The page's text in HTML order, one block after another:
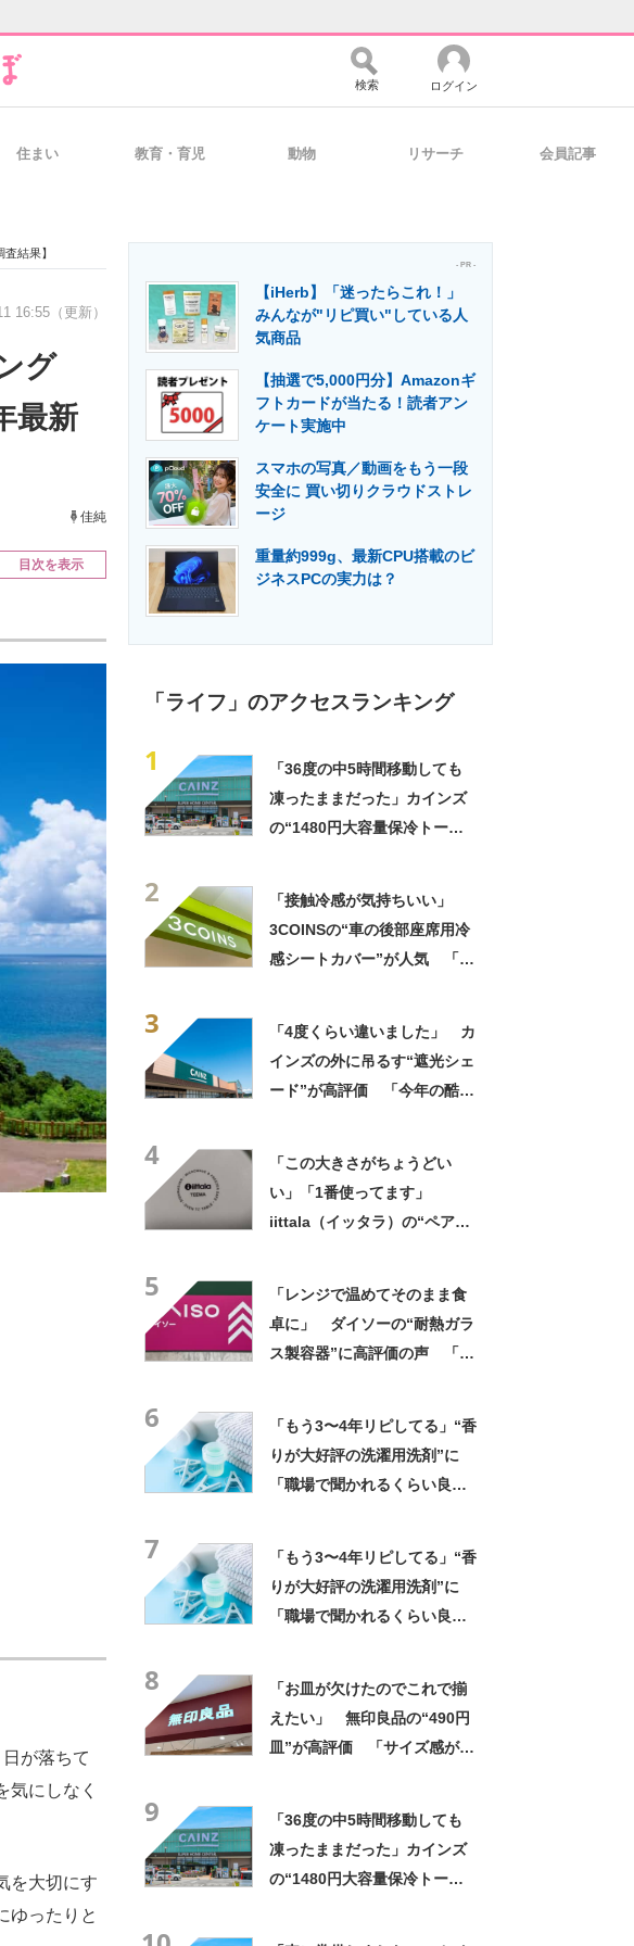
経営リーダーのコミュニティ マーケ×ITの今がよく分かる
製造業のIT導入・活用を支援
エネルギーの専門メディア 建設×テクノロジーの最前線
検索 ログイン
住まい 教育・育児 動物 リサーチ 会員記事
結果】
16:55（更新）
グ
最新
佳純
目次を表示
が落ちて
気にしなく
を大切にす
ゆったりと
- PR -
【iHerb】「迷ったらこれ！」
みんなが"リピ買い"している人
気商品
【抽選で5,000円分】Amazonギ
フトカードが当たる！読者アン
ケート実施中
スマホの写真／動画をもう一段
安全に 買い切りクラウドストレ
ージ
重量約999g、最新CPU搭載のビ
ジネスPCの実力は？
「ライフ」のアクセスランキング
1
「36度の中5時間移動しても
凍ったままだった」カインズ
の“1480円大容量保冷トー
2
「接触冷感が気持ちいい」
3COINSの“車の後部座席用冷
感シートカバー”が人気 「座
3
「4度くらい違いました」 カ
インズの外に吊るす“遮光シェ
ード”が高評価 「今年の酷暑
4
「この大きさがちょうどい
い」「1番使ってます」
iittala（イッタラ）の“ペアグ
5
「レンジで温めてそのまま食
卓に」 ダイソーの“耐熱ガラ
ス製容器”に高評価の声 「冷
6
「もう3〜4年リピしてる」“香
りが大好評の洗濯用洗剤”に
「職場で聞かれるくらい良い
7
「もう3〜4年リピしてる」“香
りが大好評の洗濯用洗剤”に
「職場で聞かれるくらい良い
8
「お皿が欠けたのでこれで揃
えたい」 無印良品の“490円
皿”が高評価 「サイズ感が絶
9
「36度の中5時間移動しても
凍ったままだった」カインズ
の“1480円大容量保冷トー